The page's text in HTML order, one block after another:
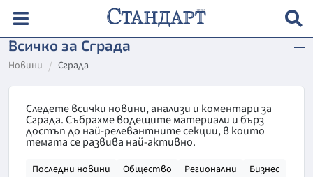
Всичко за Сграда
Новини Сграда
Следете всички новини, анализи и коментари за
Сграда. Събрахме водещите материали и бърз
достъп до най-релевантните секции, в които
темата се развива най-активно.
Последни новини Общество Регионални Бизнес